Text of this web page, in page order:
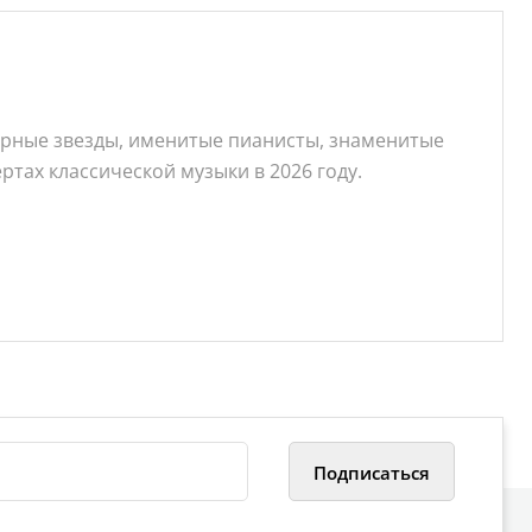
звезды, именитые пианисты, знаменитые
классической музыки в 2026 году.